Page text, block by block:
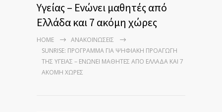
Yγείας – Ενώνει μαθητές από
Ελλάδα και 7 ακόμη χώρες
HOME
ΑΝΑΚΟΙΝΏΣΕΙΣ
SUNRISE: ΠΡΌΓΡΑΜΜΑ ΓΙΑ ΨΗΦΙΑΚΉ ΠΡΟΑΓΩΓΉ
ΤΗΣ YΓΕΊΑΣ – ΕΝΏΝΕΙ ΜΑΘΗΤΈΣ ΑΠΌ ΕΛΛΆΔΑ ΚΑΙ 7
ΑΚΌΜΗ ΧΏΡΕΣ